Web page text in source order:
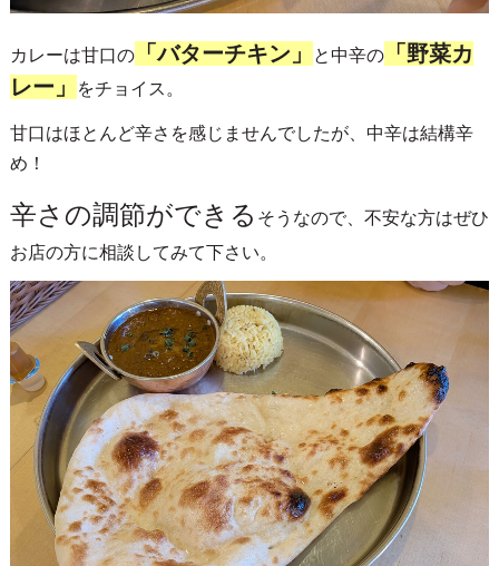
カレーは甘口の「バターチキン」 と中辛の「野菜カ
レー」
をチョイス。
甘口はほとんど辛さを感じませんでしたが、中辛は結構辛
め！
辛さの調節ができる そうなので、不安な方はぜひ
お店の方に相談してみて下さい。